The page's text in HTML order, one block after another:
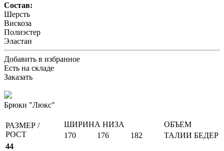
Состав:
Шерсть
Вискоза
Полиэстер
Эластан
Добавить в избранное
Есть на складе
Заказать
Брюки "Люкс"
РАЗМЕР /
РОСТ
ШИРИНА НИЗА
ОБЪЕМ
170
176 182 ТАЛИИ БЕДЕР
44